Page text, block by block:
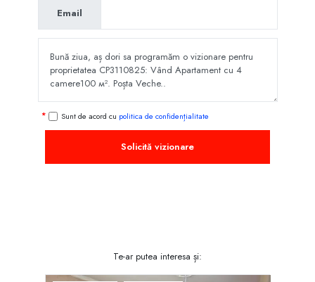
Email
Sunt de acord cu politica de confidențialitate
Solicită vizionare
Te-ar putea interesa și: